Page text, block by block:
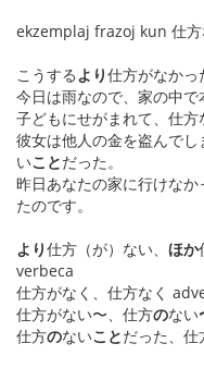
ekzemplaj frazoj kun 仕方
こうするより仕方がなかっ
今日は雨なので、家の中で
子どもにせがまれて、仕方
彼女は他人の金を盗んで
いことだった。
昨日あなたの家に行けな
たのです。
より仕方（が）ない、 ほか
verbeca
仕方がなく、仕方なく
仕方がない〜、仕方のない
仕方のないことだった、